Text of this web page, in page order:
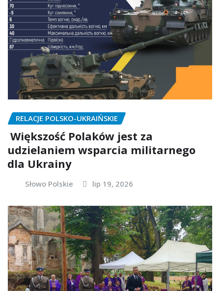
RELACJE POLSKO-UKRAIŃSKIE
Większość Polaków jest za
udzielaniem wsparcia militarnego
dla Ukrainy
Słowo Polskie lip 19, 2026